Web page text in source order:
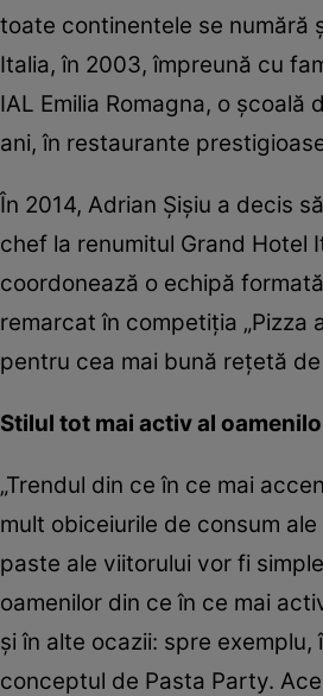
toate continentele se numără
Italia, în 2003, împreună cu
IAL Emilia Romagna, o
ani, în restaurante
În 2014, Adrian Şişiu a decis
chef la renumitul Grand Hotel
coordonează o echipă
remarcat în competiţia „Pizza
pentru cea mai bună reţetă
Stilul tot mai activ al
„Trendul din ce în ce mai
mult obiceiurile de consum
paste ale viitorului vor fi
oamenilor din ce în ce mai
şi în alte ocazii: spre
conceptul de Pasta Party.